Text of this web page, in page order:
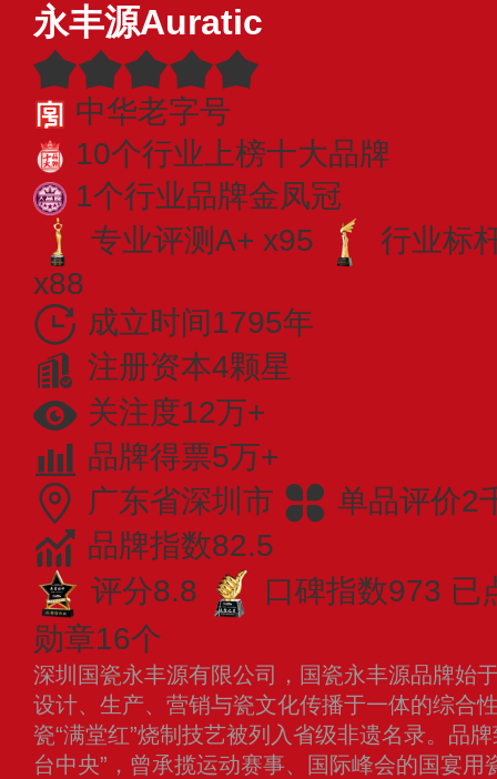
永丰源Auratic
中华老字号
10个行业上榜十大品牌
1个行业品牌金凤冠
专业评测A+ x95
行业标
x88
成立时间1795年
注册资本4颗星
关注度12万+
品牌得票5万+
广东省深圳市
单品评价2
品牌指数82.5
评分8.8
口碑指数973 已
勋章16个
深圳国瓷永丰源有限公司，国瓷永丰源品牌始
设计、生产、营销与瓷文化传播于一体的综合
瓷“满堂红”烧制技艺被列入省级非遗名录。品
台中央”，曾承揽运动赛事、国际峰会的国宴用